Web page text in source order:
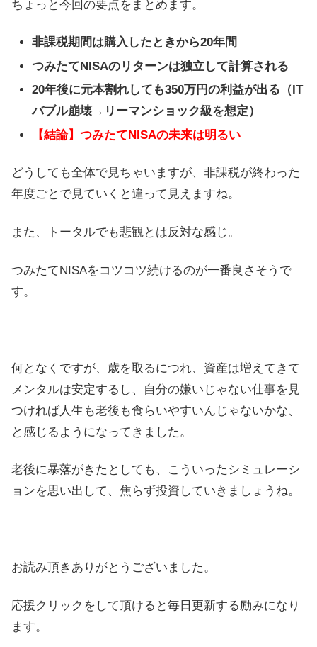
ちょっと今回の要点をまとめます。
非課税期間は購入したときから20年間
つみたてNISAのリターンは独立して計算される
20年後に元本割れしても350万円の利益が出る（IT
バブル崩壊→リーマンショック級を想定）
【結論】つみたてNISAの未来は明るい
どうしても全体で見ちゃいますが、非課税が終わった
年度ごとで見ていくと違って見えますね。
また、トータルでも悲観とは反対な感じ。
つみたてNISAをコツコツ続けるのが一番良さそうで
す。
何となくですが、歳を取るにつれ、資産は増えてきて
メンタルは安定するし、自分の嫌いじゃない仕事を見
つければ人生も老後も食らいやすいんじゃないかな、
と感じるようになってきました。
老後に暴落がきたとしても、こういったシミュレーシ
ョンを思い出して、焦らず投資していきましょうね。
お読み頂きありがとうございました。
応援クリックをして頂けると毎日更新する励みになり
ます。